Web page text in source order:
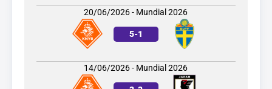
20/06/2026 - Mundial 2026
5-1
14/06/2026 - Mundial 2026